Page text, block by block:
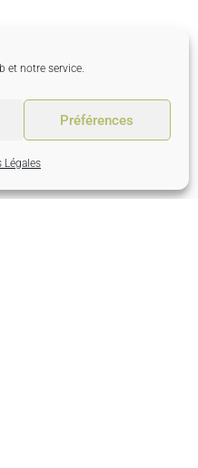
et notre service.
Préférences
Légales